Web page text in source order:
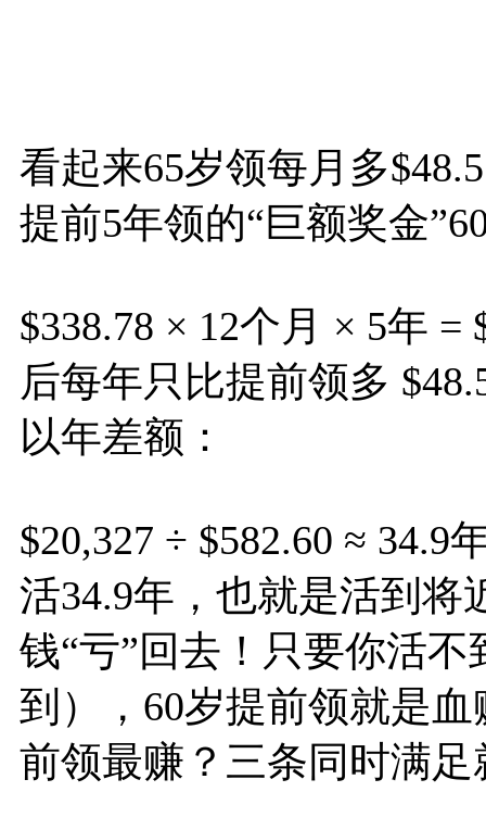
看起来65岁领每月多
提前5年领的“巨额奖金
$338.78 × 12个月 × 5年
后每年只比提前领多
以年差额：
$20,327 ÷ $582.60 ≈
活34.9年，也就是活到将
钱“亏”回去！只要你活不
到），60岁提前领就是
前领最赚？三条同时满足